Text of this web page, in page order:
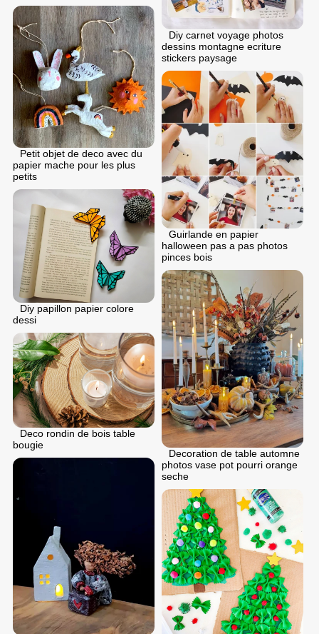
Diy carnet voyage photos
dessins montagne ecriture
stickers paysage
Petit objet de deco avec du
papier mache pour les plus
petits
Guirlande en papier
halloween pas a pas photos
pinces bois
Diy papillon papier colore
dessi
Decoration de table automne
photos vase pot pourri orange
seche
Deco rondin de bois table
bougie